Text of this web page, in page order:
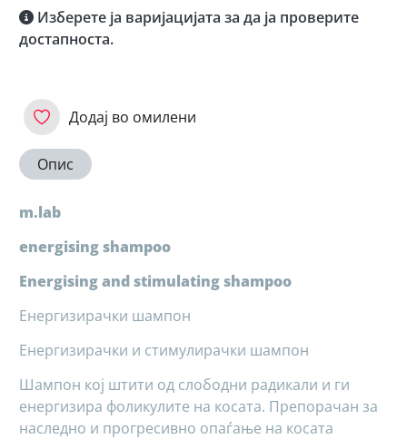
Изберете ја варијацијата за да ја проверите
достапноста.
Додај во омилени
Опис
m.lab
energising shampoo
Energising and stimulating shampoo
Енергизирачки шампон
Енергизирачки и стимулирачки шампон
Шампон кој штити од слободни радикали и ги
енергизира фоликулите на косата. Препорачан за
наследно и прогресивно опаѓање на косата